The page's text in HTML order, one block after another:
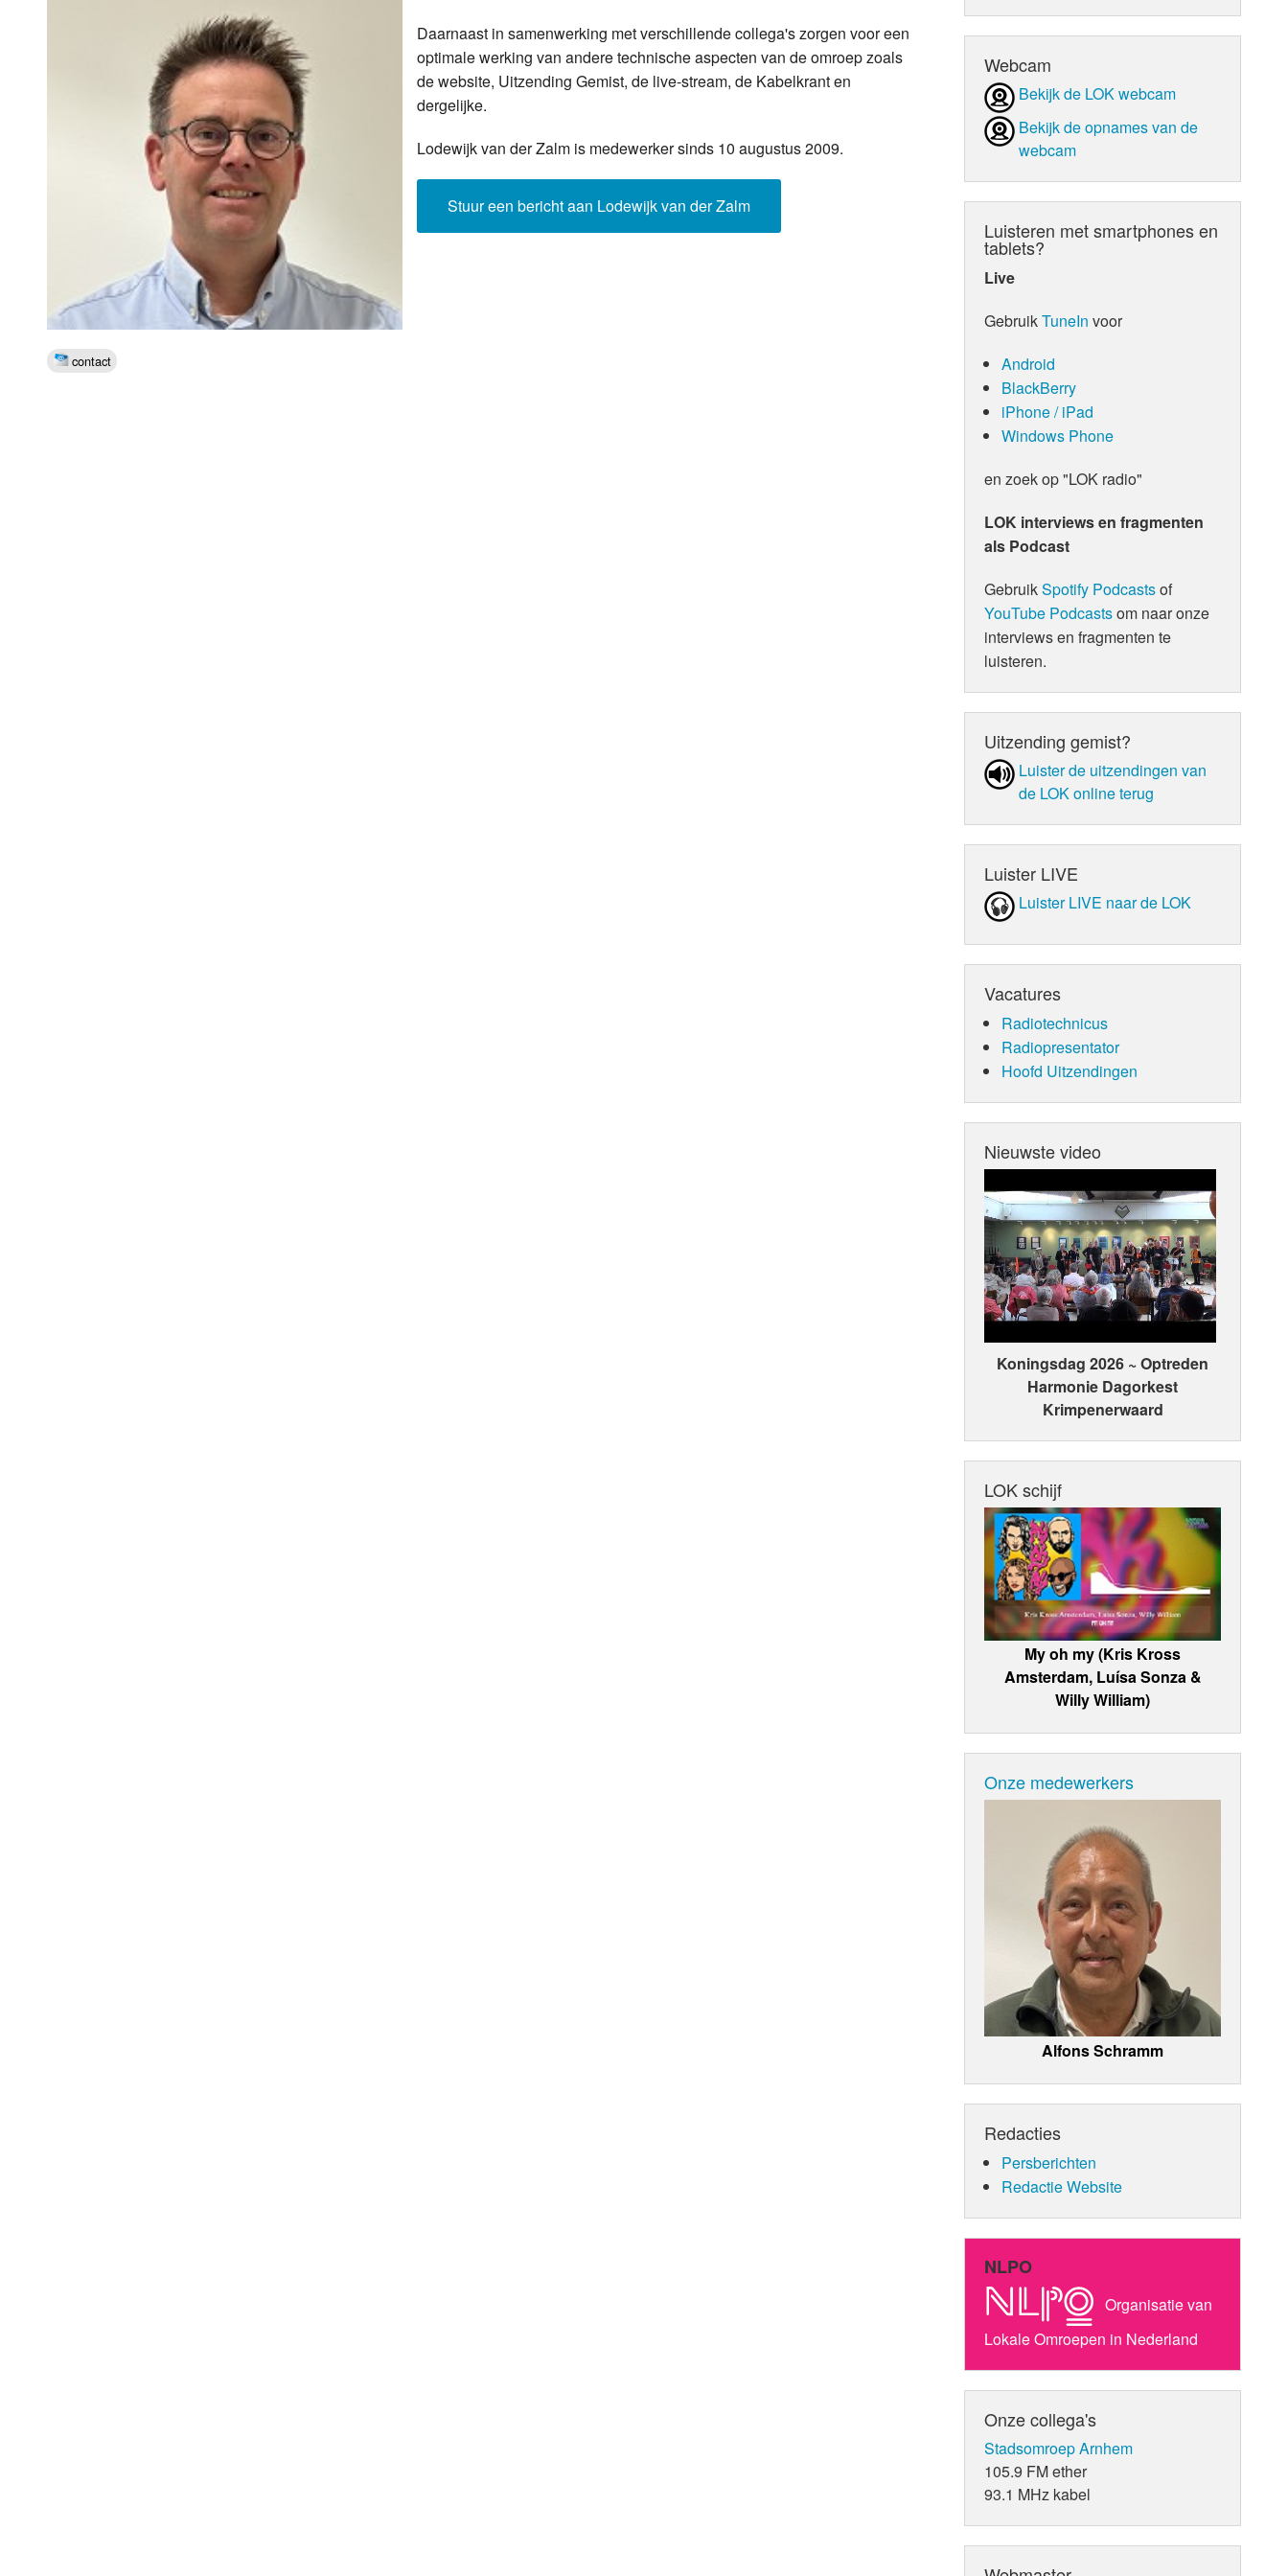
Donderdag
Vrijdag
Zaterdag
Zondag
Luister LOK Live
LOK schijf
Oude LOK programma's
Programmabeleid Bepalend Orgaan
Weerman
Daarnaast in samenwerking met verschillende collega's zorgen voor een
optimale werking van andere technische aspecten van de omroep zoals
de website, Uitzending Gemist, de live-stream, de Kabelkrant en
dergelijke.
Lodewijk van der Zalm is medewerker sinds 10 augustus 2009.
Stuur een bericht aan Lodewijk van der Zalm
contact
Webcam
Bekijk de LOK webcam
Bekijk de opnames van de
webcam
Luisteren met smartphones en
tablets?
Live
GebruikTuneIn voor
Android
BlackBerry
iPhone / iPad
Windows Phone
en zoek op "LOK radio"
LOK interviews en fragmenten
als Podcast
GebruikSpotify Podcastsof
YouTube Podcastsom naar onze
interviews en fragmenten te
luisteren.
Uitzending gemist?
Luister de uit­zen­din­gen van
de LOK online terug
Luister LIVE
Luister LIVE naar de LOK
Vacatures
Radiotechnicus
Radiopresentator
Hoofd Uitzendingen
Nieuwste video
Koningsdag 2026 ~ Optreden
Harmonie Dagorkest
Krimpenerwaard
LOK schijf
My oh my (Kris Kross
Amsterdam, Luísa Sonza &
Willy William)
Onze medewerkers
Alfons Schramm
Redacties
Persberichten
Redactie Website
NLPO
Organisatie van
Lokale Omroepen in Nederland
Onze collega's
Stadsomroep Arnhem
105.9 FM ether
93.1 MHz kabel